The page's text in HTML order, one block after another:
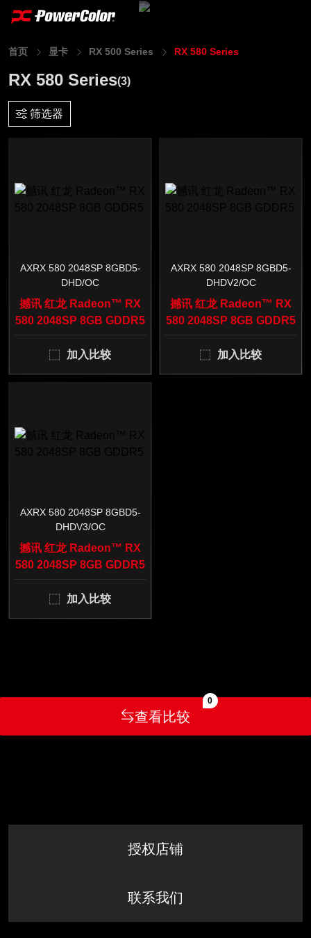
首页 显卡 RX 500 Series RX 580 Series
RX 580 Series(3)
筛选器
AXRX 580 2048SP 8GBD5-
DHD/OC
撼讯 红龙 Radeon™ RX
580 2048SP 8GB GDDR5
加入比较
AXRX 580 2048SP 8GBD5-
DHDV2/OC
撼讯 红龙 Radeon™ RX
580 2048SP 8GB GDDR5
加入比较
AXRX 580 2048SP 8GBD5-
DHDV3/OC
撼讯 红龙 Radeon™ RX
580 2048SP 8GB GDDR5
加入比较
查看比较
0
授权店铺
联系我们